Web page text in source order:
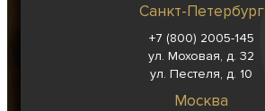
Санкт-Петербург
+7 (800) 2005-145
ул. Моховая, д. 32
ул. Пестеля, д. 10
Москва